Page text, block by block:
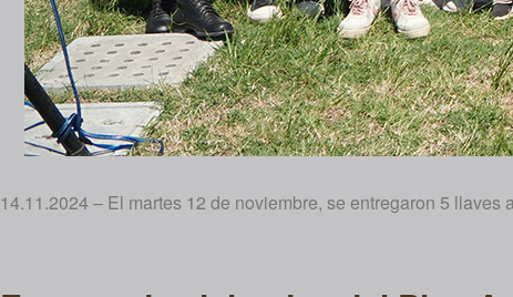
14.11.2024 – El martes 12 de noviembre, se entregaron 5